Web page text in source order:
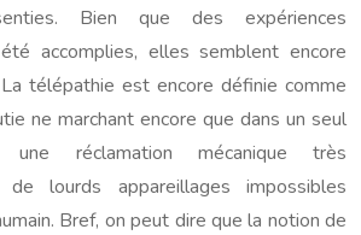
Bien que des expériences
accomplies, elles semblent encore
télépathie est encore définie comme
ne marchant encore que dans un seul
une réclamation mécanique très
lourds appareillages impossibles
Bref, on peut dire que la notion de